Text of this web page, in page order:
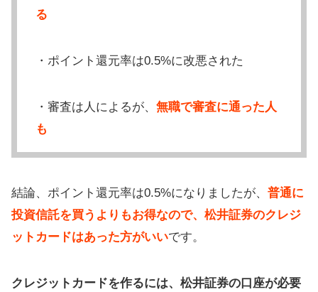
る
・ポイント還元率は0.5%に改悪された
・審査は人によるが、 無職で審査に通った人
も
結論、ポイント還元率は0.5%になりましたが、 普通に
投資信託を買うよりもお得なので、松井証券のクレジ
ットカードはあった方がいいです。
クレジットカードを作るには、松井証券の口座が必要